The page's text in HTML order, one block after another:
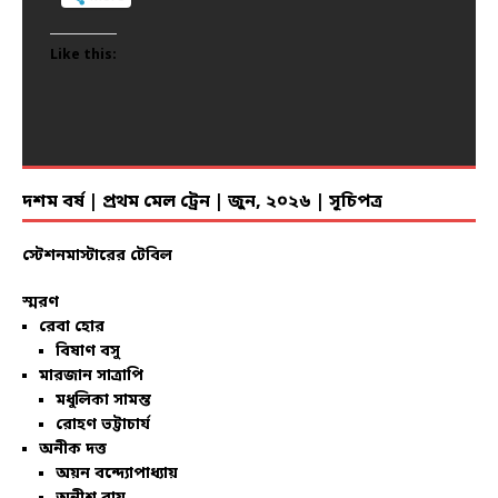
Like this:
Like this:
Like this:
Like this:
Like this:
Like this:
Like this:
Like this:
Like this:
Like this:
Like this:
Like this:
Like this:
Like this:
Like this:
Like this:
Like this:
Like this:
Like this:
Like this:
দশম বর্ষ | প্রথম মেল ট্রেন | জুন, ২০২৬ | সূচিপত্র
স্টেশনমাস্টারের টেবিল
স্মরণ
রেবা হোর
বিষাণ বসু
মারজান সাত্রাপি
মধুলিকা সামন্ত
রোহণ ভট্টাচার্য
অনীক দত্ত
অয়ন বন্দ্যোপাধ্যায়